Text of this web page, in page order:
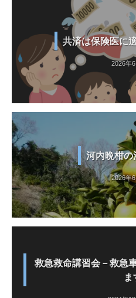
共済は保険医に
2026年
河内晩柑の
2026年
救急救命講習会－救急
ま